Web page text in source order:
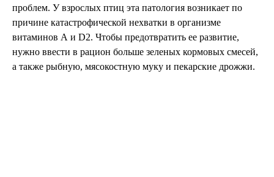
проблем. У взрослых птиц эта патология возникает по
причине катастрофической нехватки в организме
витаминов А и D2. Чтобы предотвратить ее развитие,
нужно ввести в рацион больше зеленых кормовых смесей,
а также рыбную, мясокостную муку и пекарские дрожжи.